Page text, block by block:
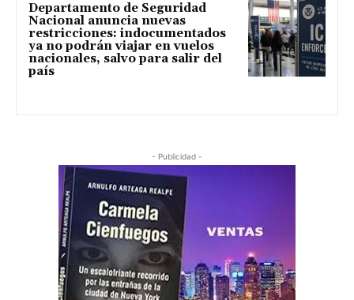
Departamento de Seguridad
Nacional anuncia nuevas
restricciones: indocumentados
ya no podrán viajar en vuelos
nacionales, salvo para salir del
país
- Publicidad -